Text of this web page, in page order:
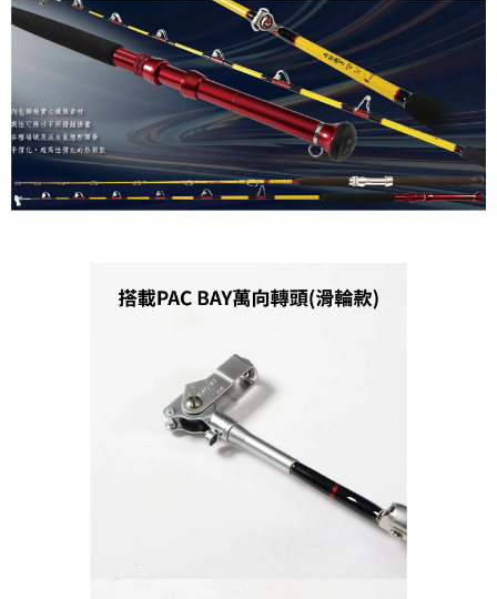
https://aftee.tw/terms/#terms3
３．未成年的使用者請事先徵得法定代理人或監護人之同意方可使用
「AFTEE先享後付」，若未經同意申辦者引起之損失，本公司不負相關責
４．使用「AFTEE先享後付」時，將依據個別帳號之用戶狀況，依本公司即
時審查核予不同之上限額度；若仍有額度不足之情形，本公司將視審查結果
請求用戶進行身份認證。
５．嚴禁一人註冊多個帳號或使用他人資訊註冊。若發現惡意使用之情形，
恩沛科技股份有限公司將有權停止該用戶之使用額度並採取法律行動。